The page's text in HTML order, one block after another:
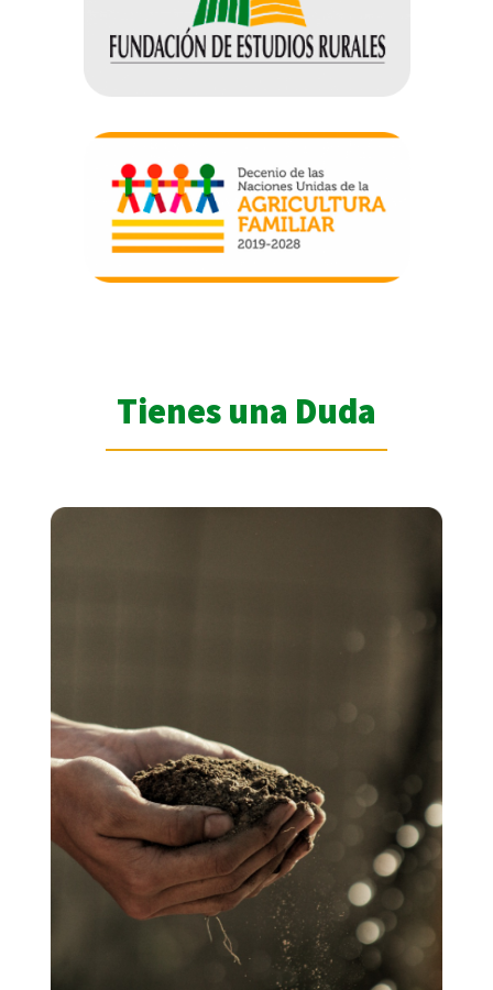
Tienes una Duda